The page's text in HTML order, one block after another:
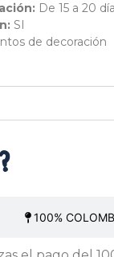
De 15 a 20
SI
de decoración
100%